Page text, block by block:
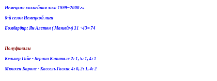
Немецкая хоккейная лига 1999–2000 гг.
6-й сезон Немецкой лиги
Бомбардир: Ян Алстон ( Мангейм) 31 +43= 74
Полуфиналы
Кельнер Гайе - Берлин Кэпиталс 2: 1, 5: 1, 4: 1
Мюнхен Баронс - Кассель Гаскис 4: 0, 2: 1, 4: 2